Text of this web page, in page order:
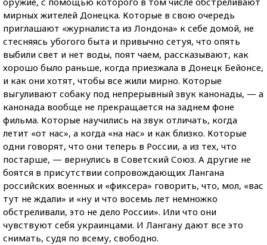
мирных жителей Донецка. Которые в свою очередь
приглашают «журналиста из Лондона» к себе домой, не
стесняясь убогого быта и привычно сетуя, что опять
выбили свет и нет воды, поят чаем, рассказывают, как
хорошо было раньше, когда приезжала в Донецк Бейонсе,
и как они хотят, чтобы все жили мирно. Которые
выгуливают собаку под непрерывный звук канонады, — а
канонада вообще не прекращается на заднем фоне
фильма. Которые научились на звук отличать, когда
летит «от нас», а когда «на нас» и как близко. Которые
одни говорят, что они теперь в России, а из тех, что
постарше, — вернулись в Советский Союз. А другие не
боятся в присутствии сопровождающих Лангана
российских военных и «фиксера» говорить, что, мол, «вас
тут не ждали» и «ну и что восемь лет немножко
обстреливали, это не дело России». Или что они
чувствуют себя украинцами. И Лангану дают все это
снимать, судя по всему, свободно.